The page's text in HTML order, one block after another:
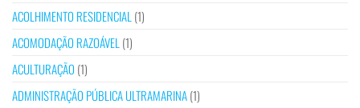
ACOLHIMENTO RESIDENCIAL (1)
ACOMODAÇÃO RAZOÁVEL (1)
ACULTURAÇÃO (1)
ADMINISTRAÇÃO PÚBLICA ULTRAMARINA(1)